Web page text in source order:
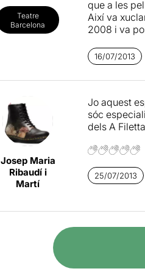
Teatre
Barcelona
que a les
Així va
2008 i va
deia Bruce
Format a
virtuós,
com un
veu
tant com és
a ensenyar-
un punt de
Puz/zle
o menys
colla de
rigidesa,
16/07/2013
Josep Maria
Ribaudí i
Martí
Jo aquest
sóc
dels A
25/07/2013